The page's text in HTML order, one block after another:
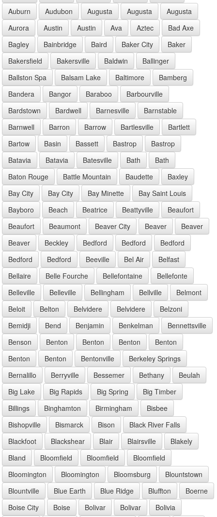
Auburn
Audubon Augusta Augusta
Augusta
Aurora
Austin Austin Ava Aztec
Bad Axe
Bagley
Bainbridge Baird Baker City
Baker
Bakersfield
Bakersville Baldwin
Ballinger
Ballston Spa
Balsam Lake Baltimore
Bamberg
Bandera
Bangor Baraboo
Barbourville
Bardstown
Bardwell Barnesville
Barnstable
Barnwell
Barron Barrow Bartlesville
Bartlett
Bartow
Basin Bassett Bastrop
Bastrop
Batavia
Batavia Batesville Bath
Bath
Baton Rouge
Battle Mountain Baudette
Baxley
Bay City
Bay City Bay Minette
Bay Saint Louis
Bayboro
Beach Beatrice Beattyville
Beaufort
Beaufort
Beaumont Beaver City Beaver
Beaver
Beaver
Beckley Bedford Bedford
Bedford
Bedford
Bedford Beeville Bel Air
Belfast
Bellaire
Belle Fourche Bellefontaine
Bellefonte
Belleville
Belleville Bellingham Bellville
Belmont
Beloit
Belton Belvidere Belvidere
Belzoni
Bemidji
Bend Benjamin Benkelman
Bennettsville
Benson
Benton Benton Benton
Benton
Benton
Benton Bentonville
Berkeley Springs
Bernalillo
Berryville Bessemer Bethany
Beulah
Big Lake
Big Rapids Big Spring
Big Timber
Billings
Binghamton Birmingham
Bisbee
Bishopville
Bismarck Bison
Black River Falls
Blackfoot
Blackshear Blair Blairsville
Blakely
Bland
Bloomfield Bloomfield
Bloomfield
Bloomington
Bloomington Bloomsburg
Blountstown
Blountville
Blue Earth Blue Ridge Bluffton
Boerne
Boise City
Boise Bolivar Bolivar
Bolivia